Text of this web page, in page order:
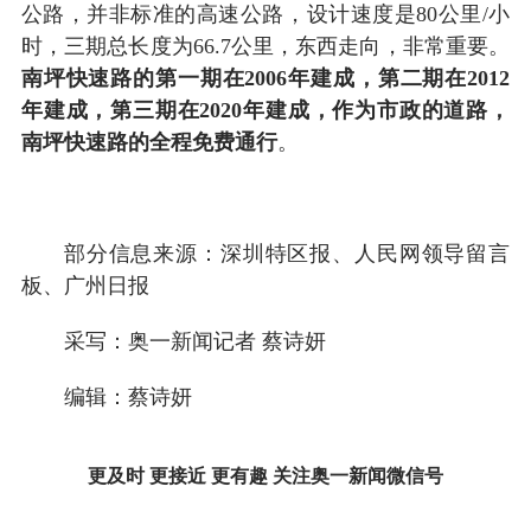
公路，并非标准的高速公路，设计速度是80公里/小
时，三期总长度为66.7公里，东西走向，非常重要。
南坪快速路的第一期在2006年建成，第二期在2012
年建成，第三期在2020年建成，作为市政的道路，
南坪快速路的全程免费通行。
部分信息来源：深圳特区报、人民网领导留言
板、广州日报
采写：奥一新闻记者 蔡诗妍
编辑：蔡诗妍
更及时 更接近 更有趣 关注奥一新闻微信号